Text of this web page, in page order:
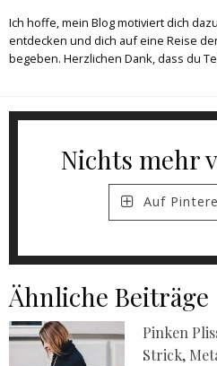
Ich hoffe, mein Blog motiviert dich
entdecken und dich auf eine Reise
begeben. Herzlichen Dank, dass du
Nichts mehr
Auf
Ähnliche Beiträge
Pinken
Strick,